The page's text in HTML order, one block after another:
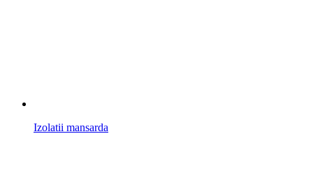
Izolatii mansarda